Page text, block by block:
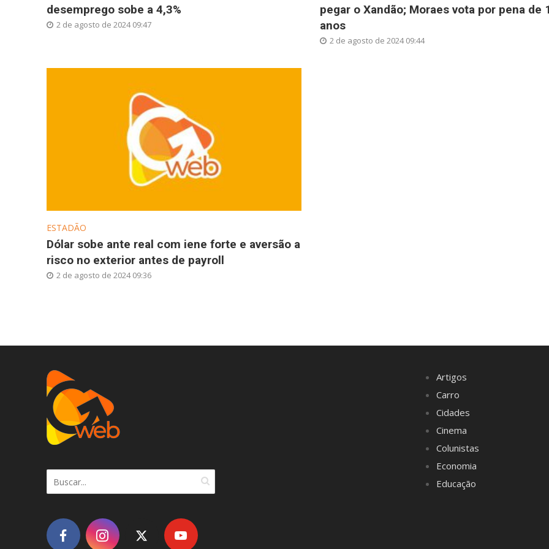
desemprego sobe a 4,3%
2 de agosto de 2024 09:47
pegar o Xandão; Moraes vota por pena de
anos
2 de agosto de 2024 09:44
ESTADÃO
Dólar sobe ante real com iene forte e aversão a
risco no exterior antes de payroll
2 de agosto de 2024 09:36
Artigos
Carro
Cidades
Cinema
Colunistas
Economia
Educação